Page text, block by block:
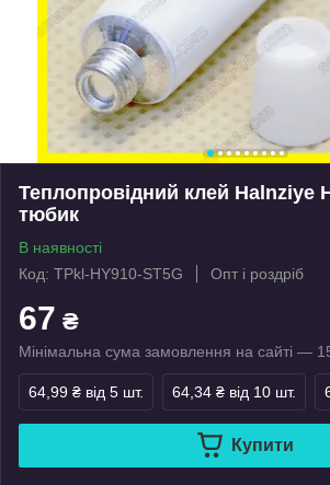
Теплопровідний клей Halnziye
тюбик
В наявності
Код: TPkl-HY910-ST5G
Опт і роздріб
67 ₴
Мінімальна сума замовлення на сайті —
64,99 ₴ від 5 шт. 64,34 ₴ від 10 шт.
Купити